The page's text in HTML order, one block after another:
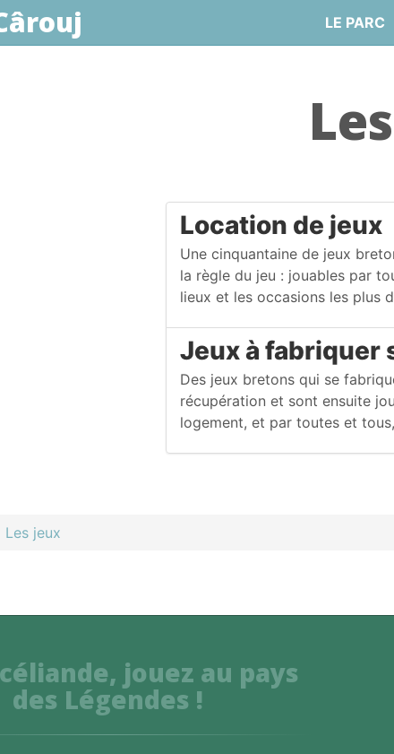
LE PARC
Location de jeux
Une cinquantaine de jeux
la règle du jeu : jouables par
lieux et les occasions les plus
Jeux à fabriquer
Des jeux bretons qui se
récupération et sont ensuite
logement, et par toutes et
Les jeux
jouez au pays
des Légendes !